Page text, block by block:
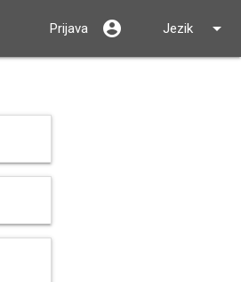
Jezik arrow_drop_down
account_circle
Prijava